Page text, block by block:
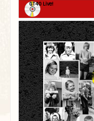
GT40 Live!